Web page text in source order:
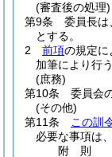
(審査後の処理)
第9条
委員長は
とする。
2
前項の規定に
加筆により行
(庶務)
第10条
委員会
(その他)
第11条
この訓
必要な事項は
附 則